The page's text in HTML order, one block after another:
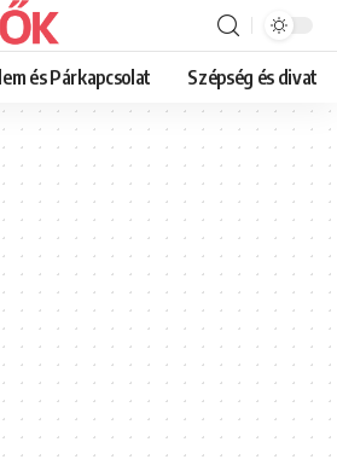
és Párkapcsolat Szépség és divat